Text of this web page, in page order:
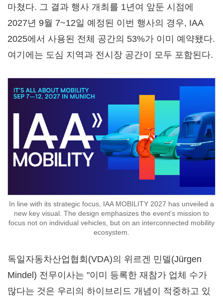
마쳤다. 그 결과 행사 개최를 1년여 앞둔 시점에
2027년 9월 7~12일 예정된 이번 행사의 경우, IAA
2025에서 사용된 전체 공간의 53%가 이미 예약됐다.
여기에는 도심 지역과 전시장 공간이 모두 포함된다.
In line with its strategic focus, IAA MOBILITY 2027 has unveiled a
new key visual. The design emphasizes the event's mission to
focus not on individual vehicles, but on an interconnected mobility
ecosystem.
독일자동차산업협회(VDA)의 위르겐 민델(Jürgen
Mindel) 전무이사는 "이미 등록한 재참가 업체 수가
많다는 것은 우리의 하이브리드 개념이 적중하고 있